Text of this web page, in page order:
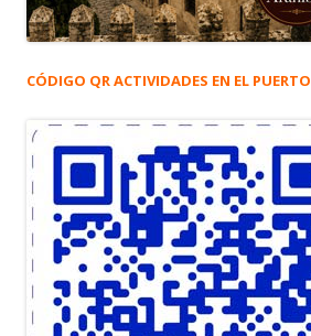
CÓDIGO QR ACTIVIDADES EN EL PUERTO